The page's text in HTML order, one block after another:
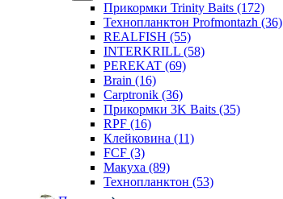
Прикормки Trinity Baits (172)
Технопланктон Profmontazh (36)
REALFISH (55)
INTERKRILL (58)
PEREKAT (69)
Brain (16)
Carptronik (36)
Прикормки 3K Baits (35)
RPF (16)
Клейковина (11)
FCF (3)
Макуха (89)
Технопланктон (53)